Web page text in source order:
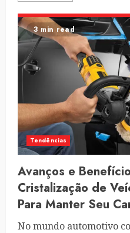
3 min read
Tendências
Avanços e
Cristalização de
Para Manter Seu
No mundo automotivo